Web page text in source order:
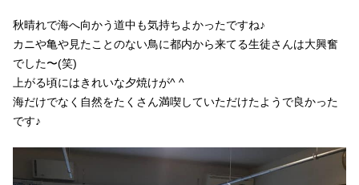
秋晴れで海へ向かう道中も気持ちよかったですね♪
カニや亀や見たことのない鳥に都内から来てる生徒さんは大興奮
でした〜(笑)
上がる頃にはきれいな夕焼けが^ ^
海だけでなく自然をたくさん満喫していただけたようで良かった
です♪